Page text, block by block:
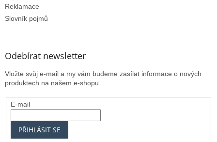
Reklamace
Slovník pojmů
Odebírat newsletter
Vložte svůj e-mail a my vám budeme zasílat informace o nových
produktech na našem e-shopu.
E-mail
PŘIHLÁSIT SE